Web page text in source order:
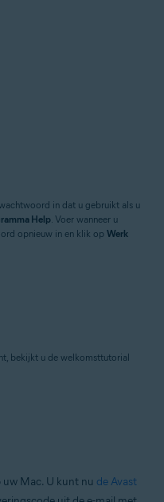
in dat u gebruikt als u
Help . Voer wanneer u
opnieuw in en klik op Werk
bekijkt u de welkomsttutorial
uw Mac. U kunt nu de Avast